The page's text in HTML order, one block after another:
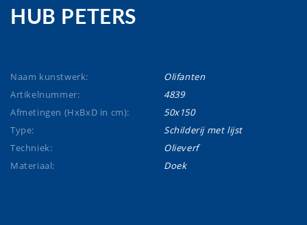
HUB PETERS
Naam kunstwerk:
Olifanten
Artikelnummer:
4839
Afmetingen (HxBxD in cm):
50x150
Type:
Schilderij met lijst
Techniek:
Olieverf
Materiaal:
Doek